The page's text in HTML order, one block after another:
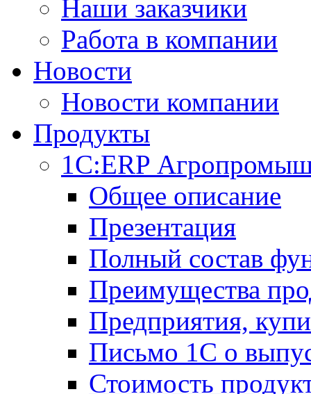
Наши заказчики
Работа в компании
Новости
Новости компании
Продукты
1С:ERP
Общее описание
Презентация
Полный состав
Преимущества
Предприятия,
Письмо 1С о
Стоимость